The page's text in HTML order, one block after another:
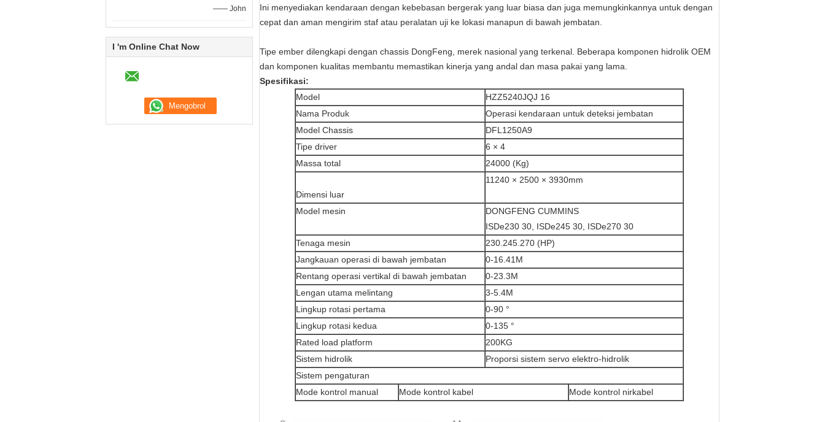
—— John
I 'm Online Chat Now
Ini menyediakan kendaraan dengan kebebasan bergerak yang luar biasa dan juga memungkinkannya untuk dengan
cepat dan aman mengirim staf atau peralatan uji ke lokasi manapun di bawah jembatan.
Tipe ember dilengkapi dengan chassis DongFeng, merek nasional yang terkenal. Beberapa komponen hidrolik OEM
dan komponen kualitas membantu memastikan kinerja yang andal dan masa pakai yang lama.
Spesifikasi:
Model
HZZ5240JQJ 16
Nama Produk
Operasi kendaraan untuk deteksi jembatan
Model Chassis
DFL1250A9
Tipe driver
6 × 4
Massa total
24000 (Kg)
Dimensi luar
11240 × 2500 × 3930mm
Model mesin
DONGFENG CUMMINS
ISDe230 30, ISDe245 30, ISDe270 30
Tenaga mesin
230.245.270 (HP)
Jangkauan operasi di bawah jembatan
0-16.41M
Rentang operasi vertikal di bawah jembatan
0-23.3M
Lengan utama melintang
3-5.4M
Lingkup rotasi pertama
0-90 °
Lingkup rotasi kedua
0-135 °
Rated load platform
200KG
Sistem hidrolik
Proporsi sistem servo elektro-hidrolik
Sistem pengaturan
Mode kontrol manual
Mode kontrol kabel Mode kontrol nirkabel